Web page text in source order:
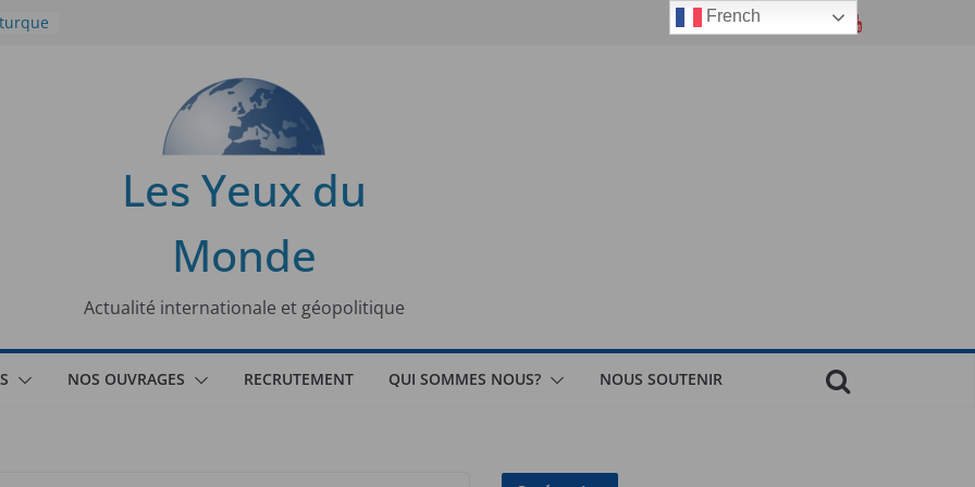
Les Yeux du
Monde
Actualité internationale et géopolitique
NOS OUVRAGES RECRUTEMENT QUI SOMMES NOUS? NOUS SOUTENIR
French